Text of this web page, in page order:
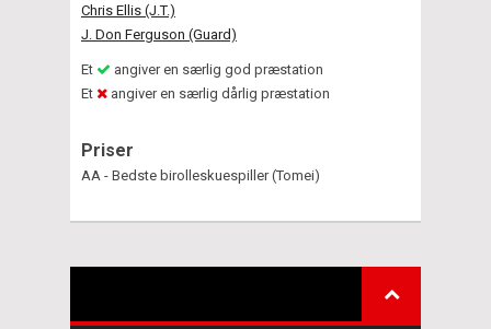
Chris Ellis (J.T.)
J. Don Ferguson (Guard)
Et
angiver en særlig god præstation
Et
angiver en særlig dårlig præstation
Priser
AA - Bedste birolleskuespiller (Tomei)